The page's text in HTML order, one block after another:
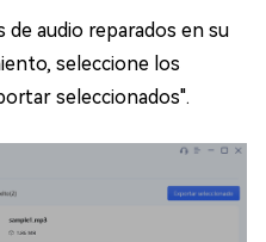
de audio reparados en su
seleccione los
seleccionados".